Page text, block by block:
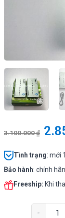
3.100.000₫
Tình trạng: mới
Bảo hành: chính
Freeship: Khi
HOLINK